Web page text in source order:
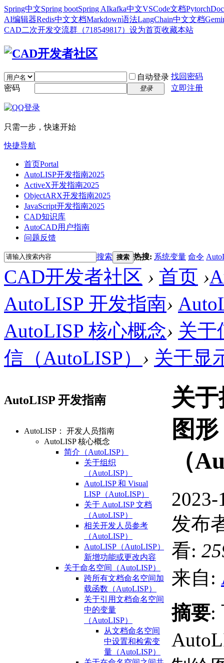
Spring中文Spring bootSpring AIkafka中文VSCode文档Pytorch
AI编辑器Redis中文文档Markdown语法LangChain中文文档
CAD二次开发交流群（718549817） 设为首页收藏本站
自动登录 找回密码
密码
登录 立即注册
只需一步，快速开始
快捷导航
首页Portal
AutoLISP开发指南2025
ActiveX开发指南2025
ObjectARX开发指南2025
JavaScript开发指南2025
CAD知识库
AutoCAD用户指南
问题反馈
搜索 搜索 热搜: 系统变量 命令
CAD开发者社区 › 首页 ›
AutoLISP 开发指南›
AutoLISP 核心概念› 关于
信（AutoLISP） › 关于显
AutoLISP 开发指南
AutoLISP： 开发人员指南
AutoLISP 核心概念
简介（AutoLISP）
关于组织
（AutoLISP）
AutoLISP 和 Visual
LISP（AutoLISP）
关于 AutoLISP 文档
（AutoLISP）
相关开发人员参考
（AutoLISP）
AutoLISP（AutoLISP）
新增功能或更改内容
关于命名空间（AutoLISP）
跨所有文档命名空间加
载函数（AutoLISP）
关于引用文档命名空间
中的变量
（AutoLISP）
从文档命名空间
中设置和检索变
量（AutoLISP）
关
图形
（
2023-
发布
看:
来自:
摘要: